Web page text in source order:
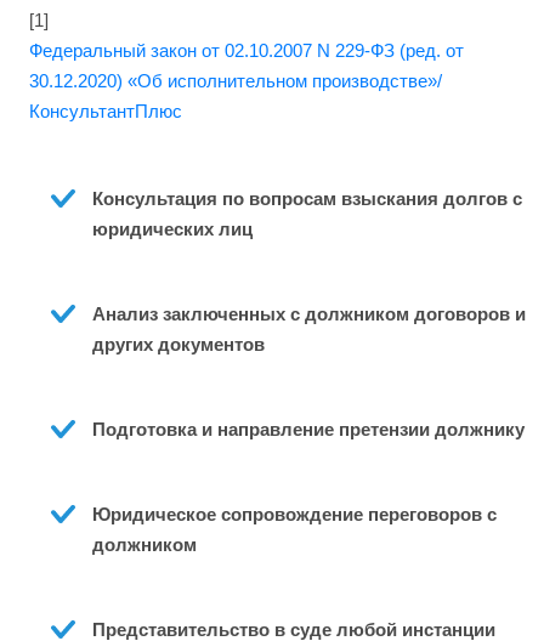
[1]
Федеральный закон от 02.10.2007 N 229-ФЗ (ред. от
30.12.2020) «Об исполнительном производстве»/
КонсультантПлюс
Консультация по вопросам взыскания долгов с
юридических лиц
Анализ заключенных с должником договоров и
других документов
Подготовка и направление претензии должнику
Юридическое сопровождение переговоров с
должником
Представительство в суде любой инстанции